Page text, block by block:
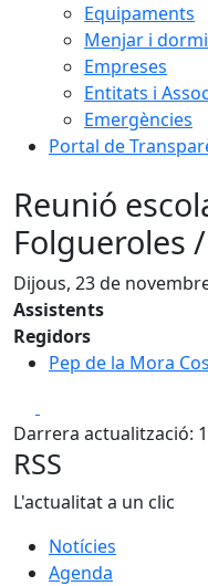
Equipaments
Menjar i
Empreses
Entitats i
Emergències
Portal de
Reunió
Folgueroles
Dijous, 23 de
Assistents
Regidors
Pep de la Mora
Darrera actualització:
RSS
L'actualitat a un clic
Notícies
Agenda